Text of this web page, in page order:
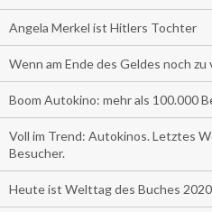
Angela Merkel ist Hitlers Tochter
Wenn am Ende des Geldes noch
Boom Autokino: mehr als 100.000
Voll im Trend: Autokinos. Letztes
Besucher.
Heute ist Welttag des Buches